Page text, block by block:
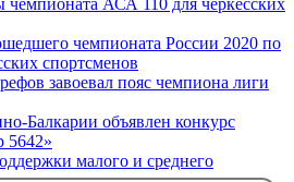
чемпионата АСА 110 для черкесских
чемпионата России 2020 по
спортсменов
завоевал пояс чемпиона лиги
Балкарии объявлен конкурс
5642»
малого и среднего